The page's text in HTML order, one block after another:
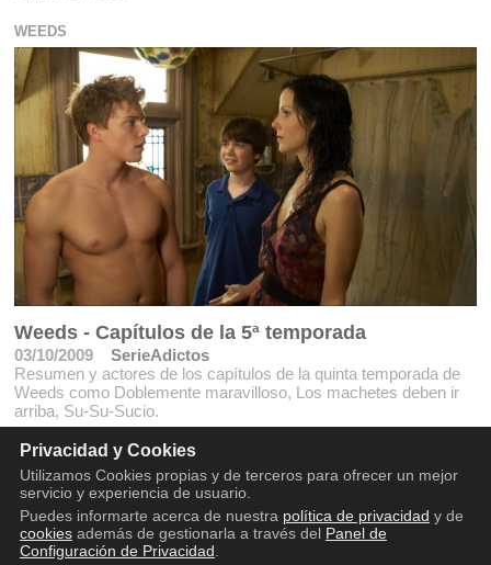
WEEDS
Weeds - Capítulos de la 5ª temporada
03/10/2009
SerieAdictos
Resumen y actores de los capítulos de la quinta temporada de
Weeds como Doblemente maravilloso, Los machetes deben ir
arriba, Su-Su-Sucio.
Privacidad y Cookies
Utilizamos Cookies propias y de terceros para ofrecer un mejor
servicio y experiencia de usuario.
Puedes informarte acerca de nuestra política de privacidad y de
cookiesademás de gestionarla a través del Panel de
Configuración de Privacidad